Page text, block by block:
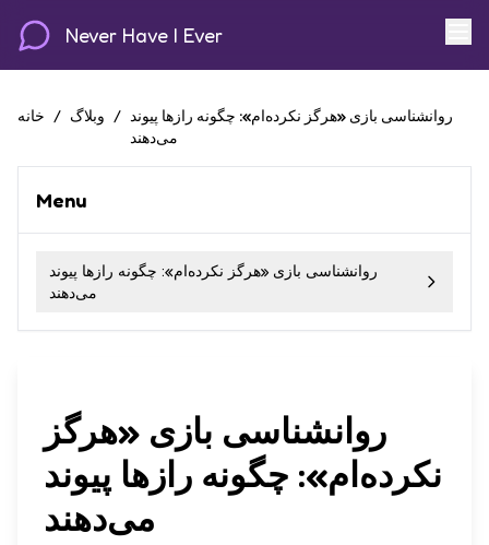
Never Have I Ever
خانه / وبلاگ / روانشناسی بازی «هرگز نکرده‌ام»: چگونه رازها پیوند
می‌دهند
Menu
روانشناسی بازی «هرگز نکرده‌ام»: چگونه رازها پیوند
می‌دهند
روانشناسی بازی «هرگز
نکرده‌ام»: چگونه رازها پیوند
می‌دهند